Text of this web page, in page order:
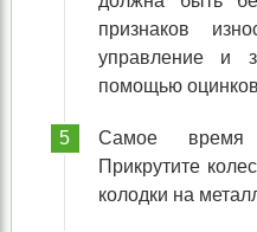
признаков
управление и
помощью
Самое время
Прикрутите
колодки на